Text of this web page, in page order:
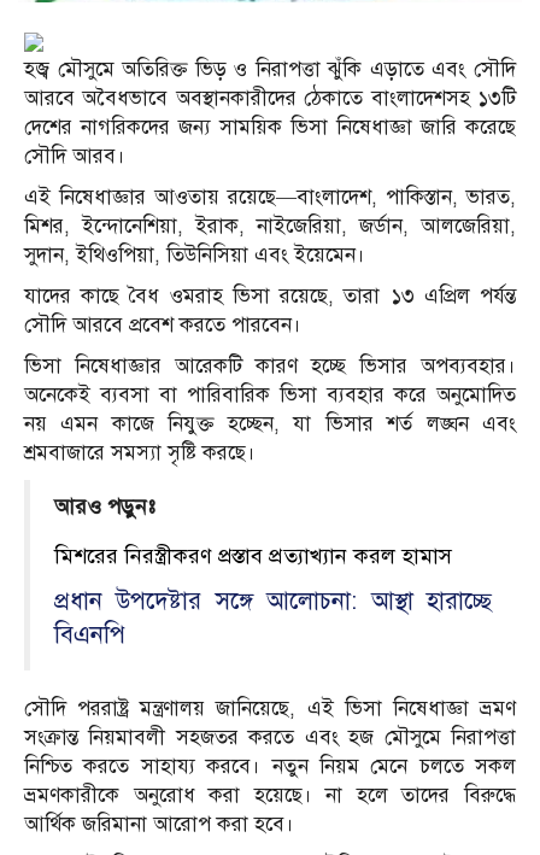
হজ্ব মৌসুমে অতিরিক্ত ভিড় ও নিরাপত্তা ঝুঁকি এড়াতে এবং সৌদি
আরবে অবৈধভাবে অবস্থানকারীদের ঠেকাতে বাংলাদেশসহ ১৩টি
দেশের নাগরিকদের জন্য সাময়িক ভিসা নিষেধাজ্ঞা জারি করেছে
সৌদি আরব।
এই নিষেধাজ্ঞার আওতায় রয়েছে—বাংলাদেশ, পাকিস্তান, ভারত,
মিশর, ইন্দোনেশিয়া, ইরাক, নাইজেরিয়া, জর্ডান, আলজেরিয়া,
সুদান, ইথিওপিয়া, তিউনিসিয়া এবং ইয়েমেন।
যাদের কাছে বৈধ ওমরাহ ভিসা রয়েছে, তারা ১৩ এপ্রিল পর্যন্ত
সৌদি আরবে প্রবেশ করতে পারবেন।
ভিসা নিষেধাজ্ঞার আরেকটি কারণ হচ্ছে ভিসার অপব্যবহার।
অনেকেই ব্যবসা বা পারিবারিক ভিসা ব্যবহার করে অনুমোদিত
নয় এমন কাজে নিযুক্ত হচ্ছেন, যা ভিসার শর্ত লঙ্ঘন এবং
শ্রমবাজারে সমস্যা সৃষ্টি করছে।
আরও পড়ুনঃ
মিশরের নিরস্ত্রীকরণ প্রস্তাব প্রত্যাখ্যান করল হামাস
প্রধান উপদেষ্টার সঙ্গে আলোচনা: আস্থা হারাচ্ছে
বিএনপি
সৌদি পররাষ্ট্র মন্ত্রণালয় জানিয়েছে, এই ভিসা নিষেধাজ্ঞা ভ্রমণ
সংক্রান্ত নিয়মাবলী সহজতর করতে এবং হজ মৌসুমে নিরাপত্তা
নিশ্চিত করতে সাহায্য করবে। নতুন নিয়ম মেনে চলতে সকল
ভ্রমণকারীকে অনুরোধ করা হয়েছে। না হলে তাদের বিরুদ্ধে
আর্থিক জরিমানা আরোপ করা হবে।